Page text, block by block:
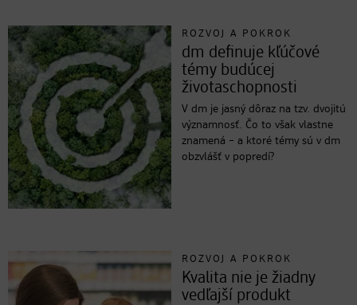
ROZVOJ A POKROK
dm definuje kľúčové
témy budúcej
životaschopnosti
V dm je jasný dôraz na tzv. dvojitú
významnosť. Čo to však vlastne
znamená – a ktoré témy sú v dm
obzvlášť v popredí?
ROZVOJ A POKROK
Kvalita nie je žiadny
vedľajší produkt